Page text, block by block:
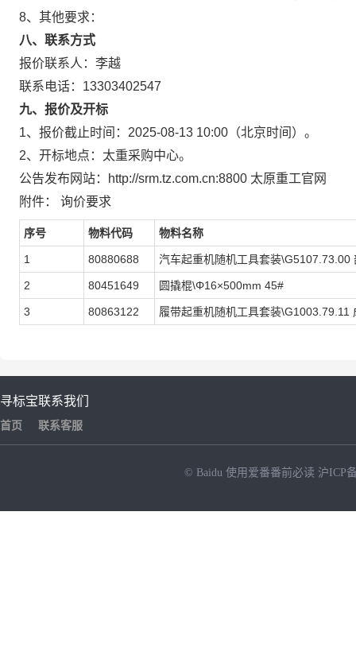
8、其他要求：
八、联系方式
报价联系人：李越
联系电话：13303402547
九、报价及开标
1、报价截止时间：2025-08-13 10:00（北京时间）。
2、开标地点：太重采购中心。
公告发布网站：http://srm.tz.com.cn:8800 太原重工官网
附件： 询价要求
序号 物料代码 物料名称
1 80880688 汽车起重机随机工具套装\G5107.73.00
2 80451649 圆撬棍\Φ16×500mm 45#
3 80863122 履带起重机随机工具套装\G1003.79.11
寻标宝
首页
联系我们
联系客服
© Baidu 使用爱番番前必读 沪ICP